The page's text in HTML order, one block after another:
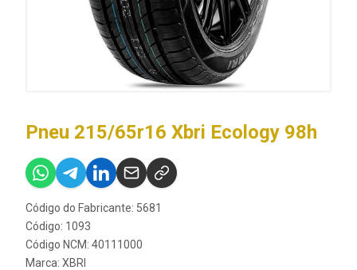
Pneu 215/65r16 Xbri Ecology 98h
Código do Fabricante: 5681
Código: 1093
Código NCM: 40111000
Marca: XBRI